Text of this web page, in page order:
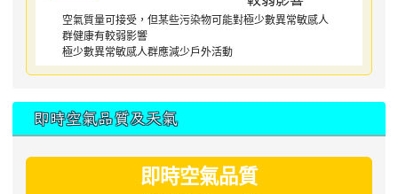
空氣質量可接受，但某些污染物可能對極少數異常敏感人
群健康有較弱影響
極少數異常敏感人群應減少戶外活動
即時空氣品質及天氣
即時空氣品質